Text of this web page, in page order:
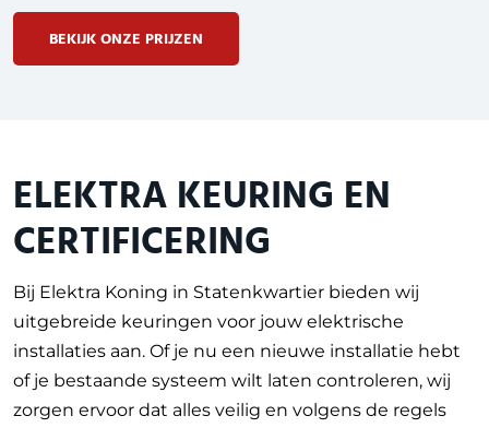
BEKIJK ONZE PRIJZEN
ELEKTRA KEURING EN
CERTIFICERING
Bij Elektra Koning in Statenkwartier bieden wij
uitgebreide keuringen voor jouw elektrische
installaties aan. Of je nu een nieuwe installatie hebt
of je bestaande systeem wilt laten controleren, wij
zorgen ervoor dat alles veilig en volgens de regels